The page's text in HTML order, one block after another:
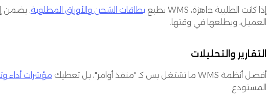
إذا كانت الطلبية جاهزة، WMS يطبع بطاقات الشحن والأوراق المطلوبة. يضمن
العميل، ويطلعها في وقتها.
التقارير والتحليلات
أفضل أنظمة WMS ما تشتغل بس كـ "منفذ أوامر"، بل تعطيك مؤشرات أداء
المستودع.